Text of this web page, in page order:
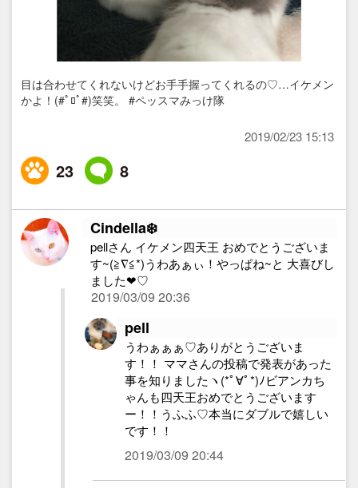
目は合わせてくれないけどお手手握ってくれるの♡…イケメン
かよ！(#ﾟﾛﾟ#)笑笑。 #ペッスマみっけ隊
2019/02/23 15:13
23 8
Cindella❄️
pellさん イケメン四天王 おめでとうございま
す~(≧∇≦*)うわあぁぃ！やっぱね~と 大喜びし
ました❤♡
2019/03/09 20:36
pell
うわぁぁぁ♡ありがとうございま
す！！ ママさんの投稿で発表があった
事を知りましたヽ(*ﾟ∀ﾟ*)ﾉビアンカち
ゃんも四天王おめでとうございます
ー！！うふふ♡本当にダブルで嬉しい
です！！
2019/03/09 20:44